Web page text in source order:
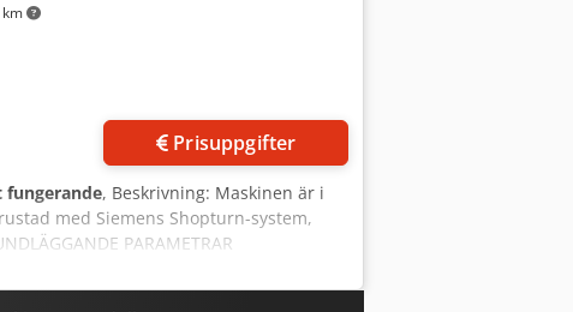
Prisuppgifter
fungerande, Beskrivning: Maskinen är i
med Siemens Shopturn-system,
PARAMETRAR
mm - Avstånd mellan spindlar: ca
för axlar, flänsar, hus upp till ~800 mm